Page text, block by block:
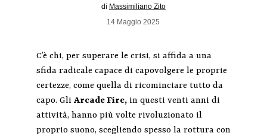
di Massimiliano Zito
14 Maggio 2025
C’è chi, per superare le crisi, si affida a una
sfida radicale capace di capovolgere le proprie
certezze, come quella di ricominciare tutto da
capo. GliArcade Fire,in questi venti anni di
attività, hanno più volte rivoluzionato il
proprio suono, scegliendo spesso la rottura con